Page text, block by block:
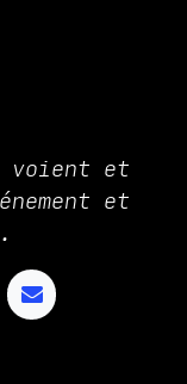
voient et
et